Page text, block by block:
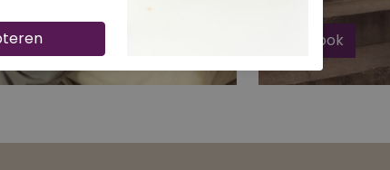
Bekijk look